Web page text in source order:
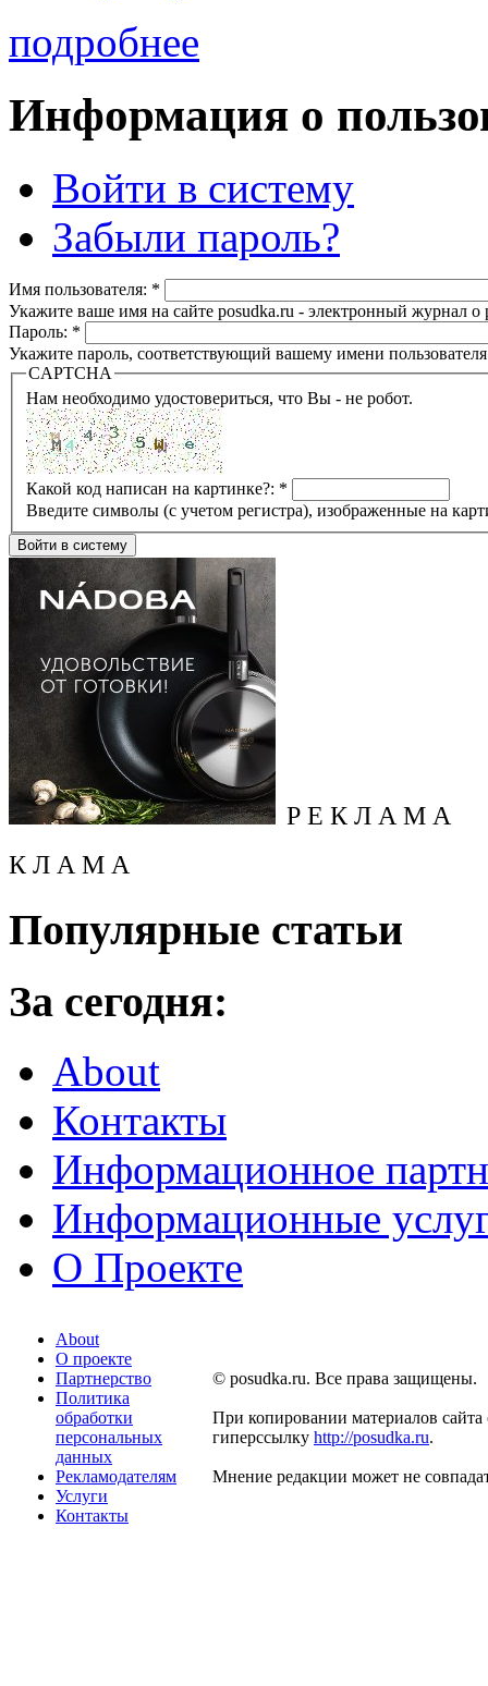
подробнее
Информация о
Войти в систему
Забыли пароль?
Имя пользователя: *
Укажите ваше имя на сайте posudka.ru - электронный журнал
Пароль: *
Укажите пароль, соответствующий вашему имени
CAPTCHA
Нам необходимо удостовериться, что Вы - не робот.
Какой код написан на картинке?: *
Введите символы (с учетом регистра), изображенные на
Р Е К Л А М А
К Л А М А
Популярные статьи
За сегодня:
About
Контакты
Информационное
Информационные
О Проекте
About
О проекте
Партнерство
Политика
обработки
персональных
данных
Рекламодателям
Услуги
Контакты
© posudka.ru. Все права защищены.
При копировании материалов сайта
гиперссылку http://posudka.ru.
Мнение редакции может не